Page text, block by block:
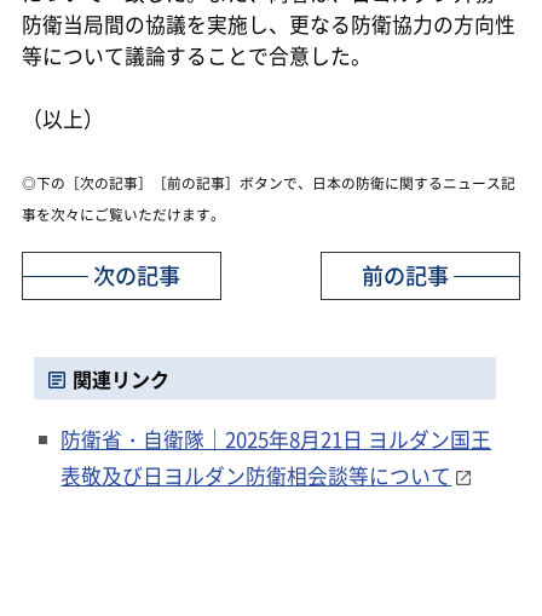
防衛当局間の協議を実施し、更なる防衛協力の方向性
等について議論することで合意した。
（以上）
◎下の［次の記事］［前の記事］ボタンで、日本の防衛に関するニュース記
事を次々にご覧いただけます。
前の記事
次の記事
関連リンク
防衛省・自衛隊｜2025年8月21日 ヨルダン国王
表敬及び日ヨルダン防衛相会談等について